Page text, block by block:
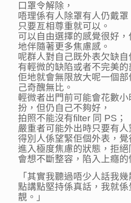
口罩令解除，
唔理係有人除罩有人仍戴罩
只要亙相尊重就可以。
可以自由選擇的感覺很好
地伴隨著更多焦慮感。
呢群人對自己既外表欠缺
有輕微的缺陷或者不完美的
佢地就會無限放大呢一個部
己奇醜無比。
輕微者出門前可能會花數
扮，但仍自己不夠好，
拍照不能沒有filter 同 PS；
嚴重者可能外出時只要有
得別人係望緊佢個外表，覺
進入極度焦慮的狀態，拒
會想不斷整容，陷入上癮的
「其實我聽過唔少人話我
點講點堅持係真話，我就
靚。」